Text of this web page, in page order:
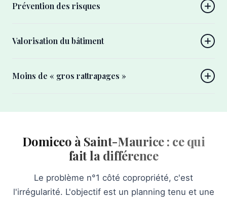
Prévention des risques
Valorisation du bâtiment
Moins de « gros rattrapages »
Domiceo à Saint-Maurice : ce qui
fait la différence
Le problème n°1 côté copropriété, c'est
l'irrégularité. L'objectif est un planning tenu et une